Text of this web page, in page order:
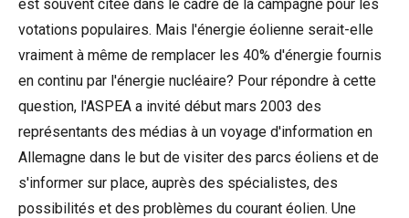
est souvent citée dans le cadre de la campagne pour les
votations populaires. Mais l'énergie éolienne serait-elle
vraiment à même de remplacer les 40% d'énergie fournis
en continu par l'énergie nucléaire? Pour répondre à cette
question, l'ASPEA a invité début mars 2003 des
représentants des médias à un voyage d'information en
Allemagne dans le but de visiter des parcs éoliens et de
s'informer sur place, auprès des spécialistes, des
possibilités et des problèmes du courant éolien. Une